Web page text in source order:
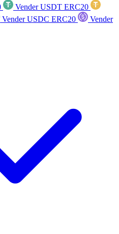
Vender USDT ERC20
Vender USDC ERC20
Vender